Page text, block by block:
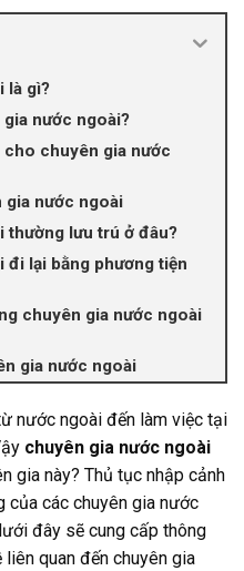
là gì?
nước ngoài?
chuyên gia nước
gia nước ngoài
thường lưu trú ở đâu?
đi lại bằng phương tiện
chuyên gia nước ngoài
gia nước ngoài
nước ngoài đến làm việc tại
chuyên gia nước ngoài
gia này? Thủ tục nhập cảnh
của các chuyên gia nước
đây sẽ cung cấp thông
quan đến chuyên gia